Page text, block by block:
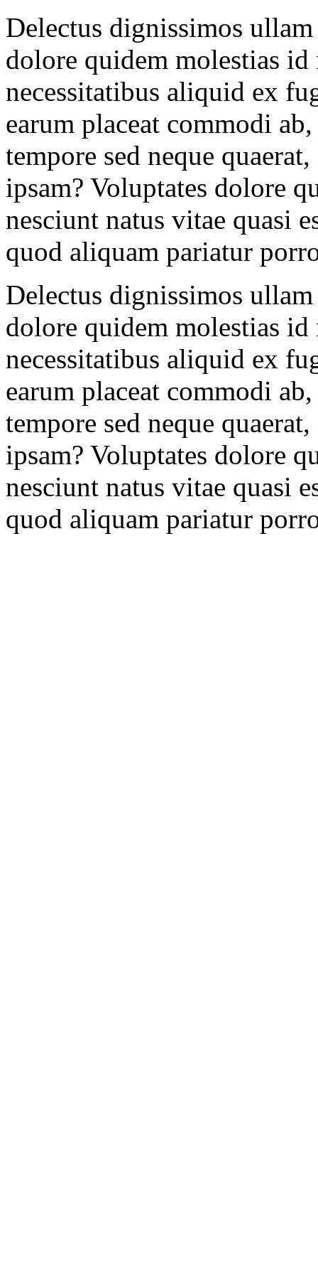
Delectus dignissimos
dolore quidem molestias id
necessitatibus aliquid ex
earum placeat commodi
tempore sed neque
ipsam? Voluptates dolore
nesciunt natus vitae quasi
quod aliquam pariatur
Delectus dignissimos
dolore quidem molestias id
necessitatibus aliquid ex
earum placeat commodi
tempore sed neque
ipsam? Voluptates dolore
nesciunt natus vitae quasi
quod aliquam pariatur